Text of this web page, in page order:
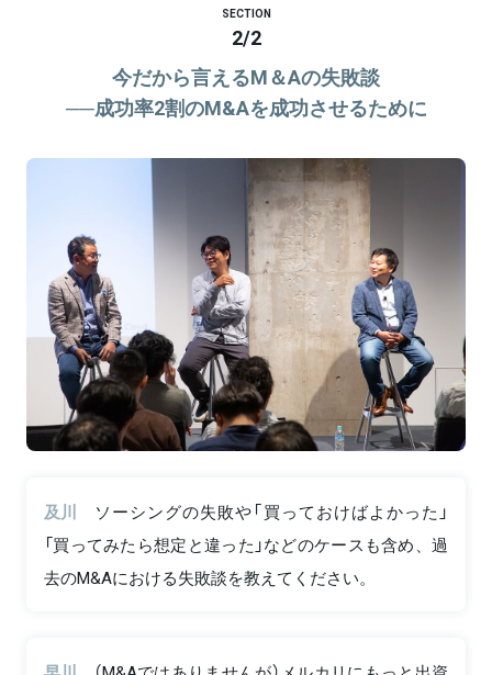
SECTION
2/2
今だから言えるМ＆Aの失敗談
──成功率2割のM&Aを成功させるために
及川
ソーシングの失敗や「買っておけばよかった」
「買ってみたら想定と違った」などのケースも含め、過
去のM&Aにおける失敗談を教えてください。